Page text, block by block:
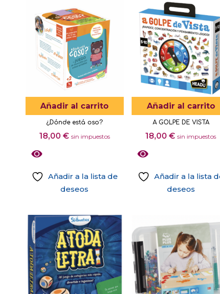
Añadir al carrito
¿Dónde está oso?
18,00 € sin impuestos
Añadir a la lista de
deseos
Añadir al carrito
A GOLPE DE VISTA
18,00€ sin impuestos
Añadir a la lista
deseos